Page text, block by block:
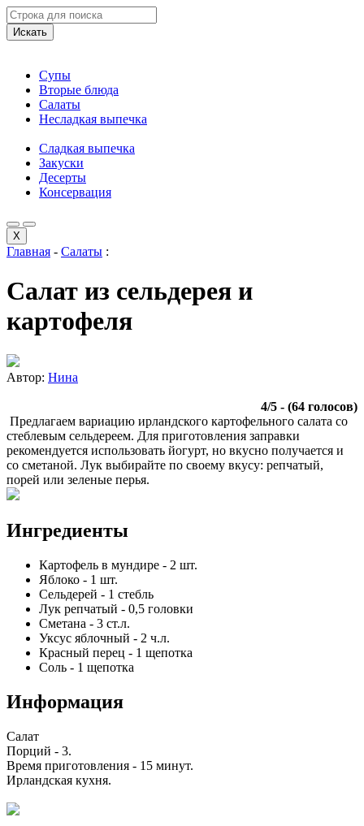
Искать
Супы
Вторые блюда
Салаты
Несладкая выпечка
Сладкая выпечка
Закуски
Десерты
Консервация
X
Главная - Салаты :
Салат из сельдерея и
картофеля
Автор: Нина
4/5 - (64 голосов)
Предлагаем вариацию ирландского картофельного салата со
стеблевым сельдереем. Для приготовления заправки
рекомендуется использовать йогурт, но вкусно получается и
со сметаной. Лук выбирайте по своему вкусу: репчатый,
порей или зеленые перья.
Ингредиенты
Картофель в мундире - 2 шт.
Яблоко - 1 шт.
Сельдерей - 1 стебль
Лук репчатый - 0,5 головки
Сметана - 3 ст.л.
Уксус яблочный - 2 ч.л.
Красный перец - 1 щепотка
Соль - 1 щепотка
Информация
Салат
Порций - 3.
Время приготовления - 15 минут.
Ирландская кухня.